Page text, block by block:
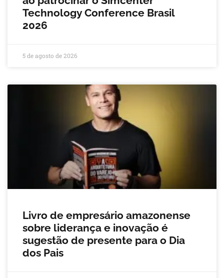
Technology Conference Brasil
2026
5 de agosto de 2026
Livro de empresário amazonense
sobre liderança e inovação é
sugestão de presente para o Dia
dos Pais